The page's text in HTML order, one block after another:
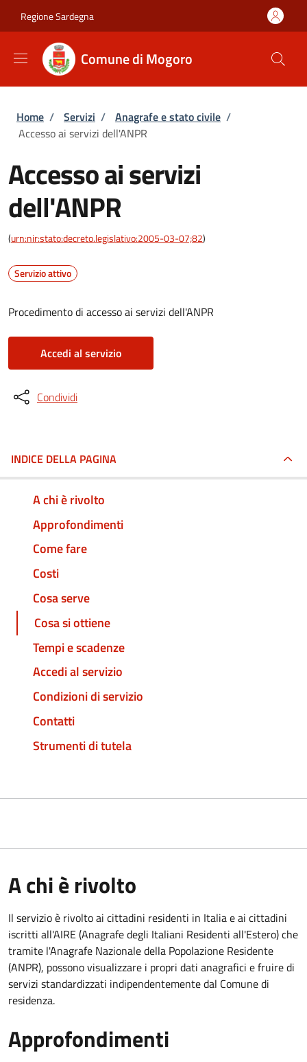
Regione Sardegna
Comune di Mogoro
Briciole di pane
Home / Servizi / Anagrafe e stato civile /
Accesso ai servizi dell'ANPR
Accesso ai servizi
dell'ANPR
(urn:nir:stato:decreto.legislativo:2005-03-07;82)
Servizio attivo
Procedimento di accesso ai servizi dell'ANPR
Accedi al servizio
Condividi
INDICE DELLA PAGINA
A chi è rivolto
Approfondimenti
Come fare
Costi
Cosa serve
Cosa si ottiene
Tempi e scadenze
Accedi al servizio
Condizioni di servizio
Contatti
Strumenti di tutela
A chi è rivolto
Il servizio è rivolto ai cittadini residenti in Italia e ai cittadini
iscritti all'AIRE (Anagrafe degli Italiani Residenti all'Estero) che
tramite l'Anagrafe Nazionale della Popolazione Residente
(ANPR), possono visualizzare i propri dati anagrafici e fruire di
servizi standardizzati indipendentemente dal Comune di
residenza.
Approfondimenti